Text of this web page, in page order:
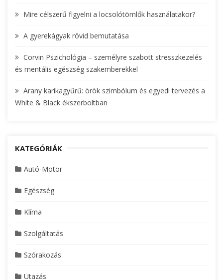
:
Mire célszerű figyelni a locsolótömlők használatakor?
A gyerekágyak rövid bemutatása
Corvin Pszichológia – személyre szabott stresszkezelés
és mentális egészség szakemberekkel
Arany karikagyűrű: örök szimbólum és egyedi tervezés a
White & Black ékszerboltban
KATEGÓRIÁK
Autó-Motor
Egészség
Klíma
Szolgáltatás
Szórakozás
Utazás